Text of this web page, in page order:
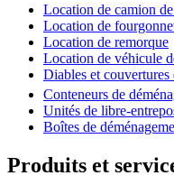
Location de camion
Location de
Location de remorque
Location de véhicule
Diables et couvertures
Conteneurs de
Unités de libre-
Boîtes de
Produits et